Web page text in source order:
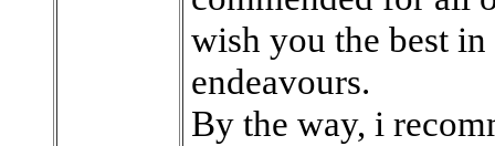
wish you the best
endeavours.
By the way, i